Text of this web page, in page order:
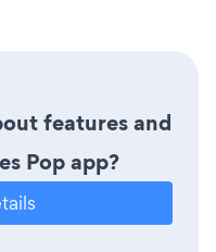
features and
Pop app?